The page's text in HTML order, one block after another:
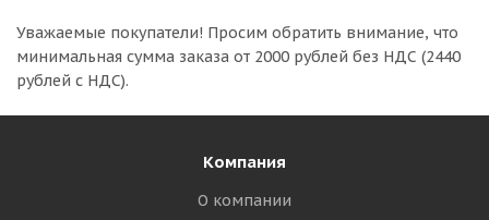
Уважаемые покупатели! Просим обратить внимание, что
минимальная сумма заказа от 2000 рублей без НДС (2440
рублей с НДС).
Компания
О компании